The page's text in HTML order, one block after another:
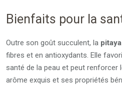
Bienfaits pour la
Outre son goût succulent, la pitaya
fibres et en antioxydants. Elle
santé de la peau et peut renforcer
arôme exquis et ses propriétés